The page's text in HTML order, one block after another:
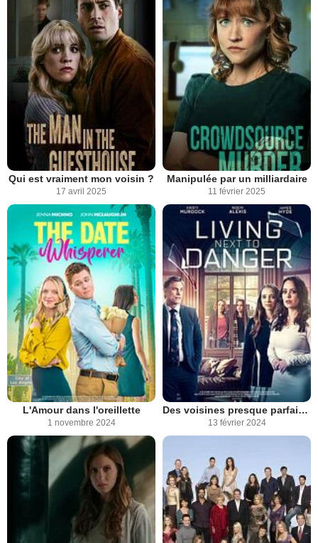
Qui est vraiment mon voisin ?
17 avril 2025
Manipulée par un milliardaire
11 février 2025
L'Amour dans l'oreillette
1 novembre 2024
Des voisines presque parfaites
13 février 2024